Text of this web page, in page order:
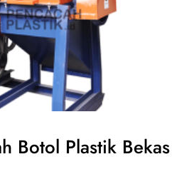
Botol Plastik Bekas